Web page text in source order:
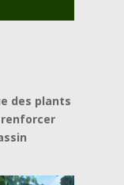
des plants